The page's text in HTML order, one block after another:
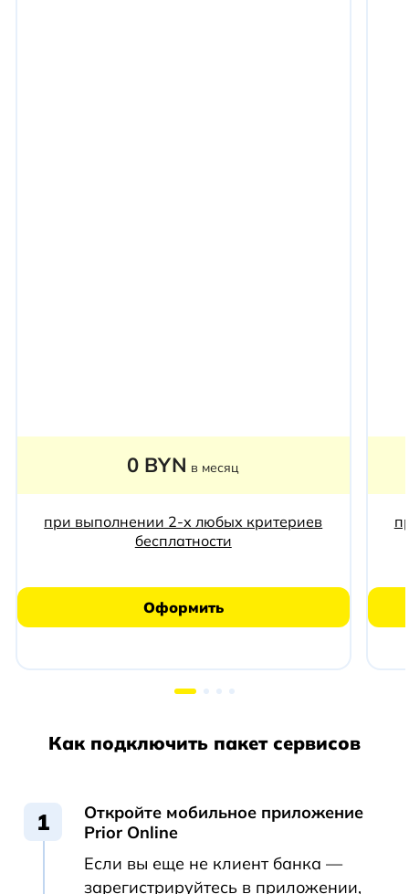
0 BYN в месяц
при выполнении 2-х любых критериев
бесплатности
Оформить
Как подключить пакет сервисов
Откройте мобильное приложение
Prior Online
Если вы еще не клиент банка —
зарегистрируйтесь в приложении,